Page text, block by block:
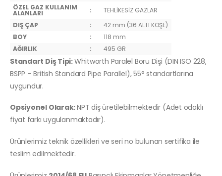
ÖZEL GAZ KULLANIM
ALANLARI :
TEHLİKESİZ GAZLAR
DIŞ ÇAP
:
42 mm (36 ALTI KÖŞE)
BOY
:
118 mm
AĞIRLIK
: 495 GR
Standart Diş Tipi:Whitworth Paralel Boru Dişi (DIN ISO 228,
BSPP – British Standard Pipe Parallel), 55° standartlarına
uygundur.
Opsiyonel Olarak:NPT diş üretilebilmektedir (Adet odaklı
fiyat farkı uygulanmaktadır).
Ürünlerimiz teknik özellikleri ve seri no bulunan sertifika ile
teslim edilmektedir.